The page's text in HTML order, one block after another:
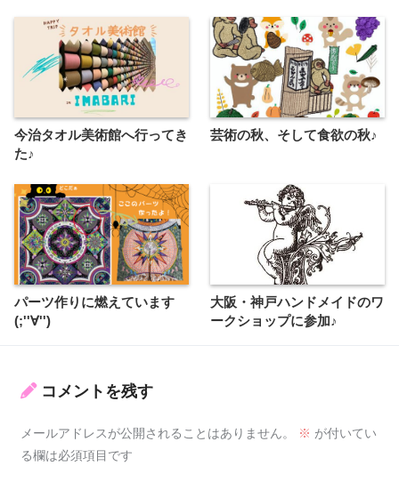
今治タオル美術館へ行ってき
た♪
芸術の秋、そして食欲の秋♪
パーツ作りに燃えています
(;''∀'')
大阪・神戸ハンドメイドのワ
ークショップに参加♪
コメントを残す
メールアドレスが公開されることはありません。 ※ が付いてい
る欄は必須項目です